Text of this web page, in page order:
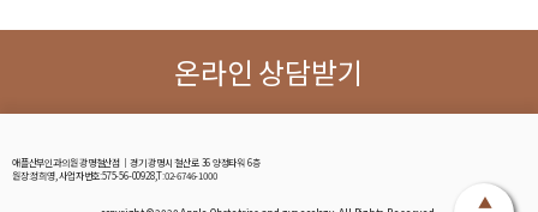
온라인 상담받기
애플산부인과의원 광명철산점│경기 광명시 철산로 36 양정타워 6층
원장:정희영, 사업자번호:575-56-00928,T:02-6746-1000
▲